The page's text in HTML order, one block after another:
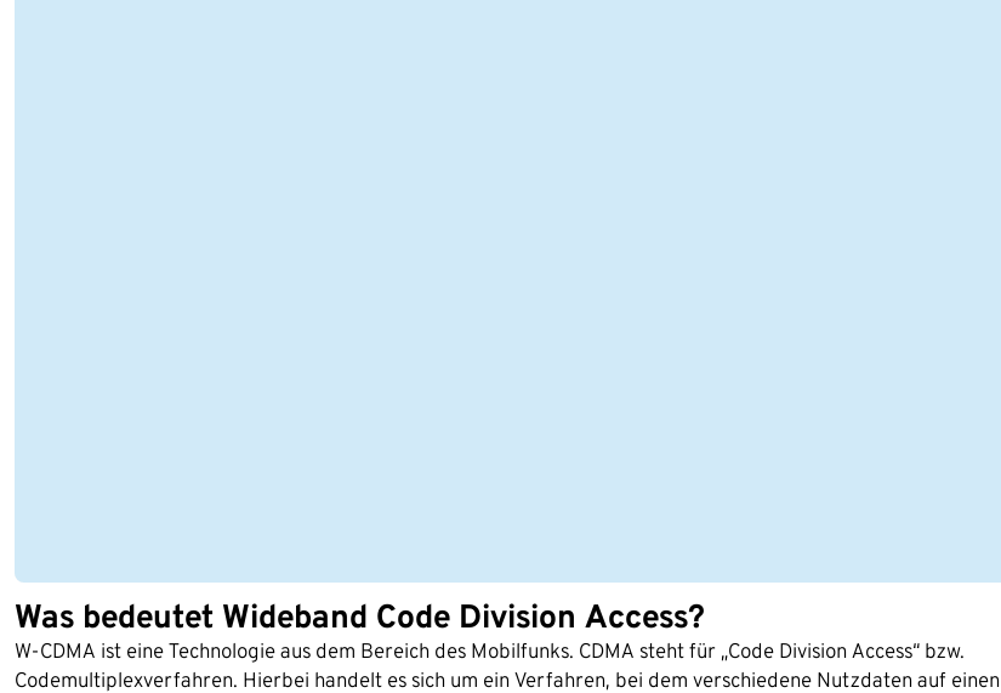
Was bedeutet Wideband Code Division Access?
W-CDMA ist eine Technologie aus dem Bereich des Mobilfunks. CDMA steht für „Code Division Access“ bzw.
Codemultiplexverfahren. Hierbei handelt es sich um ein Verfahren, bei dem verschiedene Nutzdaten auf einen